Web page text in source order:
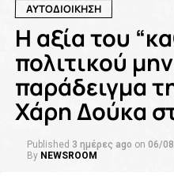
ΑΥΤΟΔΙΟΙΚΗΣΗ
Η αξία του
πολιτικού
παράδειγμα
Χάρη Δούκα
Published 3 ημέρες ago on 06/
By NEWSROOM